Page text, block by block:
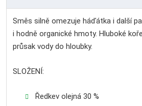
Směs silně omezuje háďátka i další
i hodně organické hmoty. Hluboké
průsak vody do hloubky.
SLOŽENÍ:
Ředkev olejná 30 %